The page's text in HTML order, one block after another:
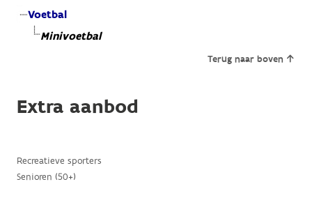
Voetbal
Minivoetbal
Terug naar boven
Extra aanbod
Recreatieve sporters
Senioren (50+)